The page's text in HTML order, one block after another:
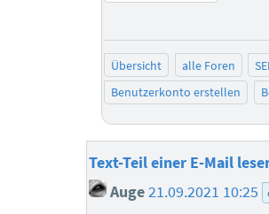
Übersicht alle Foren
Benutzerkonto erstellen
Text-Teil einer E-Mail
Auge 21.09.2021 10:25